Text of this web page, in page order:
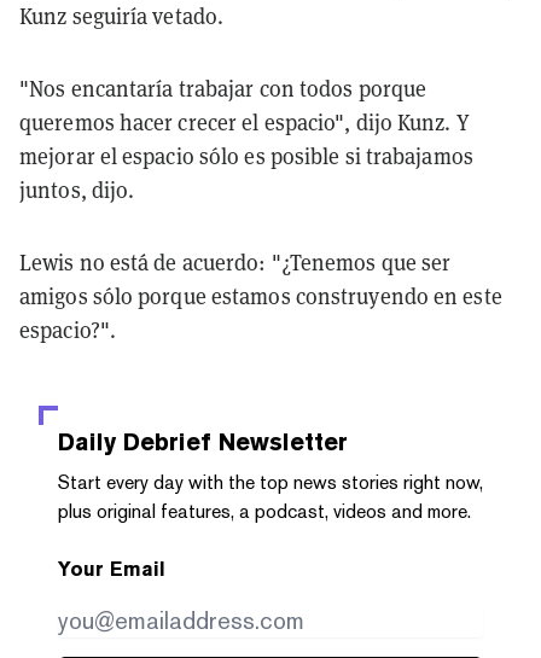
Kunz seguiría vetado.
"Nos encantaría trabajar con todos porque
queremos hacer crecer el espacio", dijo Kunz. Y
mejorar el espacio sólo es posible si trabajamos
juntos, dijo.
Lewis no está de acuerdo: "¿Tenemos que ser
amigos sólo porque estamos construyendo en este
espacio?".
Daily Debrief Newsletter
Start every day with the top news stories right now,
plus original features, a podcast, videos and more.
Your Email